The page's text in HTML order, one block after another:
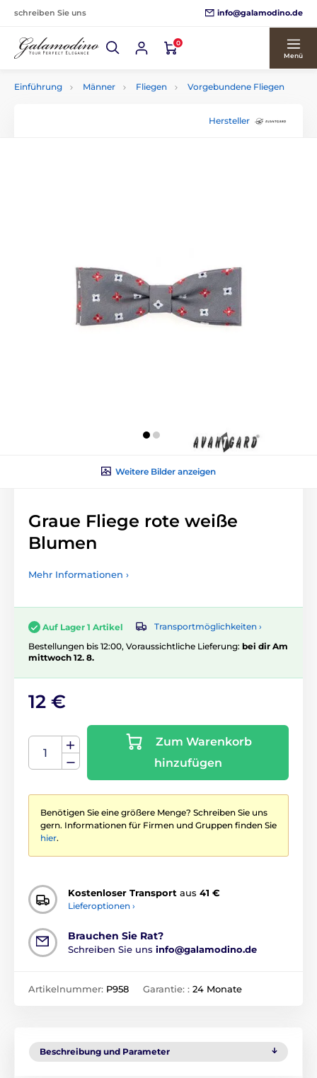
schreiben Sie uns info@galamodino.de
0
Menü
Einführung Männer Fliegen Vorgebundene Fliegen
Hersteller
Weitere Bilder anzeigen
Graue Fliege rote weiße
Blumen
Mehr Informationen ›
Auf Lager 1 Artikel
Transportmöglichkeiten ›
Bestellungen bis 12:00, Voraussichtliche Lieferung: bei dir Am
mittwoch 12. 8.
12 €
Zum Warenkorb
hinzufügen
Benötigen Sie eine größere Menge? Schreiben Sie uns
gern. Informationen für Firmen und Gruppen finden Sie
hier.
Kostenloser Transport aus 41 €
Lieferoptionen ›
Brauchen Sie Rat?
Schreiben Sie uns info@galamodino.de
Artikelnummer: P958 Garantie: : 24 Monate
Beschreibung und Parameter